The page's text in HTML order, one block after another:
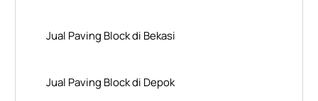
Jual Paving Block di Bekasi
Jual Paving Block di Depok